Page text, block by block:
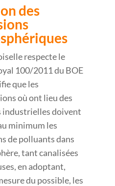
des
respecte le
100/2011 du BOE
que les
où ont lieu des
industrielles doivent
minimum les
de polluants dans
tant canalisées
en adoptant,
du possible, les